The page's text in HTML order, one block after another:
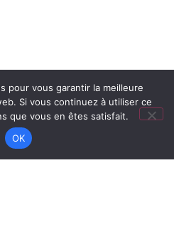
pour vous garantir la meilleure
Si vous continuez à utiliser ce
que vous en êtes satisfait.
OK